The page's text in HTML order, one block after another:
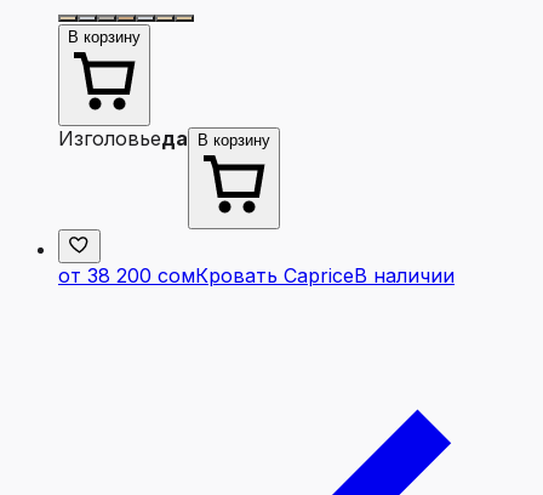
В корзину
Изголовьеда В корзину
от 38 200 сомКровать CapriceВ наличии